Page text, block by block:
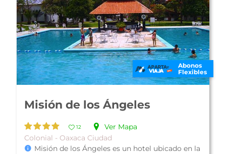
Abonos
Flexibles
Hotel Oaxaca Real
11
Ver Mapa
Colonial - Oaxaca Ciudad
Plan Solo Hospedaje